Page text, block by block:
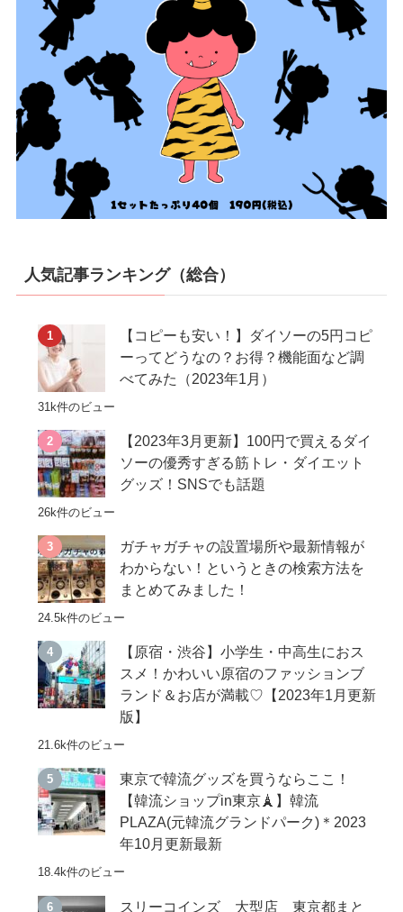
人気記事ランキング（総合）
【コピーも安い！】ダイソーの5円コピ
ーってどうなの？お得？機能面など調
べてみた（2023年1月）
31k件のビュー
【2023年3月更新】100円で買えるダイ
ソーの優秀すぎる筋トレ・ダイエット
グッズ！SNSでも話題
26k件のビュー
ガチャガチャの設置場所や最新情報が
わからない！というときの検索方法を
まとめてみました！
24.5k件のビュー
【原宿・渋谷】小学生・中高生におス
スメ！かわいい原宿のファッションブ
ランド＆お店が満載♡【2023年1月更新
版】
21.6k件のビュー
東京で韓流グッズを買うならここ！
【韓流ショップin東京🗼】韓流
PLAZA(元韓流グランドパーク)＊2023
年10月更新最新
18.4k件のビュー
スリーコインズ 大型店 東京都まと